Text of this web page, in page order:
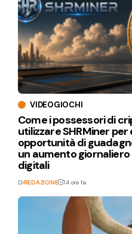
VIDEOGIOCHI
Come i possessori di
utilizzare SHRMiner
opportunità di
un aumento
digitali
DiREDAZIONE 14 ore fa